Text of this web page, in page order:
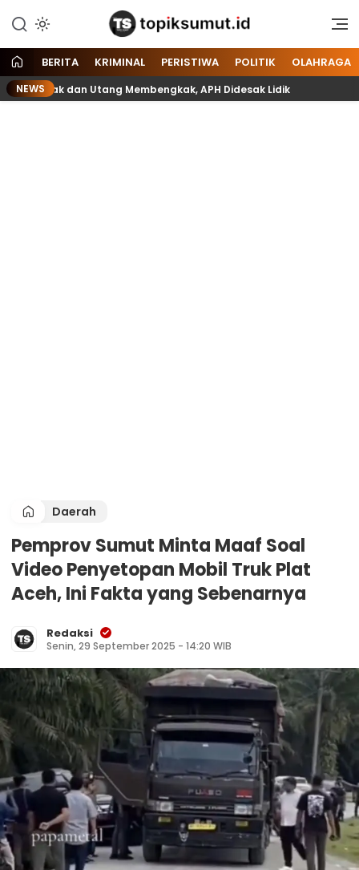
Topik Sumut
Memberitakan Seputar
dan Nasional
BERITA KRIMINAL PERISTIWA POLITIK OLAHRAGA
NEWS
dan Utang Membengkak, APH Didesak Lidik
Daerah
Pemprov Sumut Minta Maaf Soal
Video Penyetopan Mobil Truk Plat
Aceh, Ini Fakta yang Sebenarnya
Redaksi
Senin, 29 September 2025 - 14:20 WIB